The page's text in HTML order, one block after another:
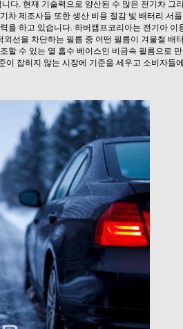
다. 현재 기술력으로 양산된 수 많은 전기차
차 제조사들 또한 생산 비용 절감 빛 배터리
을 하고 있습니다. 하버캠프코리아는 전기아
외선을 차단하는 필름 중 어떤 필름이 겨울철
할 수 있는 열 흡수 베이스인 비금속 필름으로
이 잡히지 않는 시장에 기준을 세우고 소비자들